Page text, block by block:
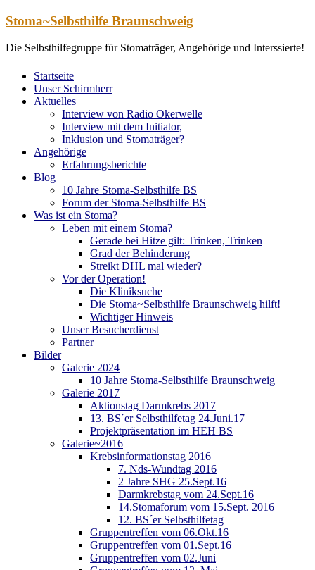
Zum
springen
Stoma~Selbsthilfe Braunschweig
Die Selbsthilfegruppe für Stomaträger, Angehörige und Interssierte!
Startseite
Unser Schirmherr
Aktuelles
Interview von Radio Okerwelle
Interview mit dem Initiator,
Inklusion und Stomaträger?
Angehörige
Erfahrungsberichte
Blog
10 Jahre Stoma-Selbsthilfe BS
Forum der Stoma-Selbsthilfe BS
Was ist ein Stoma?
Leben mit einem Stoma?
Gerade bei Hitze gilt: Trinken, Trinken
Grad der Behinderung
Streikt DHL mal wieder?
Vor der Operation!
Die Kliniksuche
Die Stoma~Selbsthilfe Braunschweig hilft!
Wichtiger Hinweis
Unser Besucherdienst
Partner
Bilder
Galerie 2024
10 Jahre Stoma-Selbsthilfe Braunschweig
Galerie 2017
Aktionstag Darmkrebs 2017
13. BS´er Selbsthilfetag 24.Juni.17
Projektpräsentation im HEH BS
Galerie~2016
Krebsinformationstag 2016
7. Nds-Wundtag 2016
2 Jahre SHG 25.Sept.16
Darmkrebstag vom 24.Sept.16
14.Stomaforum vom 15.Sept. 2016
12. BS´er Selbsthilfetag
Gruppentreffen vom 06.Okt.16
Gruppentreffen vom 01.Sept.16
Gruppentreffen vom 02.Juni